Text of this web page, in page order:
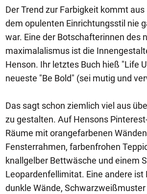
Der Trend zur Farbigkeit kommt
dem opulenten Einrichtungsstil nie
war. Eine der Botschafterinnen des
maximalalismus ist die
Henson. Ihr letztes Buch hieß "Life
neueste "Be Bold" (sei mutig und
Das sagt schon ziemlich viel aus
zu gestalten. Auf Hensons
Räume mit orangefarbenen
Fensterrahmen, farbenfrohen
knallgelber Bettwäsche und einem
Leopardenfellimitat. Eine andere ist
dunkle Wände,